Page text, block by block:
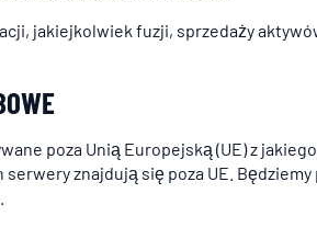
jakiejkolwiek fuzji, sprzedaży
poza Unią Europejską (UE) z
znajdują się poza UE.